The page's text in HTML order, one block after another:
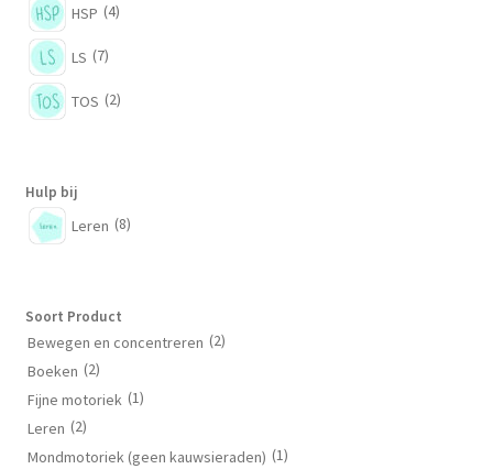
HSP (4)
LS (7)
TOS (2)
Hulp bij
Leren (8)
Soort Product
Bewegen en concentreren (2)
Boeken (2)
Fijne motoriek (1)
Leren (2)
Mondmotoriek (geen kauwsieraden) (1)